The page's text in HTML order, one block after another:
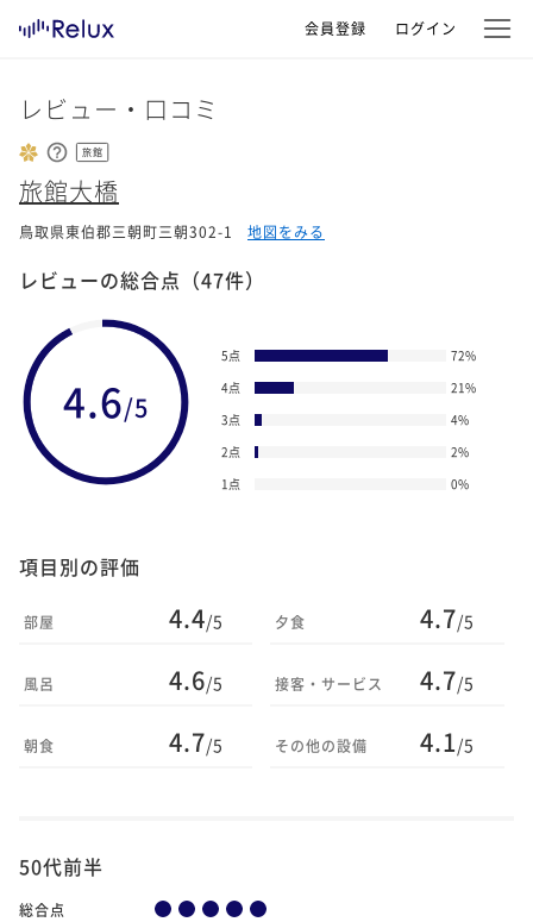
会員登録 ログイン
レビュー・口コミ
旅館
旅館大橋
鳥取県東伯郡三朝町三朝302-1 地図をみる
レビューの総合点 （47件）
4.6/5
5点 72%
4点
21%
3点
4%
2点
2%
1点
0%
項目別の評価
部屋 4.4/5
風呂 4.6/5
朝食 4.7/5
夕食 4.7/5
接客・サービス 4.7/5
その他の設備 4.1/5
50代前半
総合点